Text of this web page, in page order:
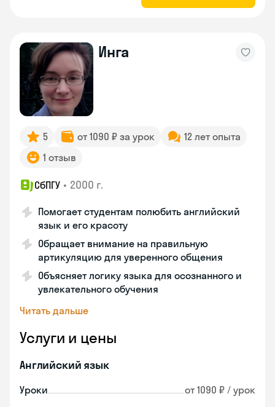
Инга
5 от 1090 ₽ за урок
12 лет опыта
1 отзыв
СбПГУ • 2000 г.
Помогает студентам полюбить английский
язык и его красоту
Обращает внимание на правильную
артикуляцию для уверенного общения
Объясняет логику языка для осознанного и
увлекательного обучения
Читать дальше
Услуги и цены
Английский язык
Уроки от 1090 ₽ / урок